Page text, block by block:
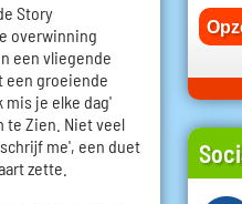
Story
overwinning
een vliegende
een groeiende
je elke dag'
te Zien. Niet veel
me', een duet
zette.